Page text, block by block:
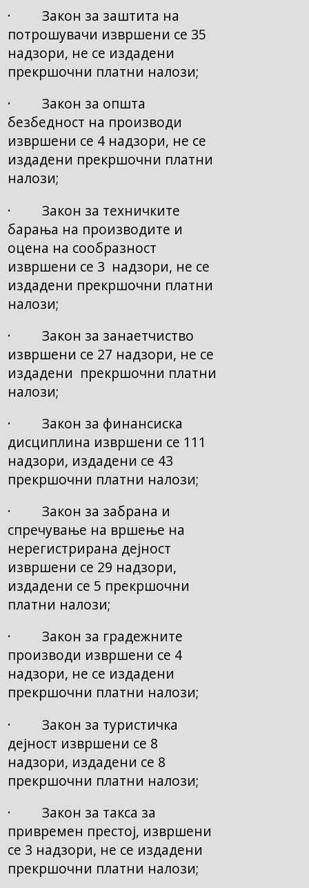
· Закон за заштита на
потрошувачи извршени се 35
надзори, не се издадени
прекршочни платни налози;
· Закон за општа
безбедност на производи
извршени се 4 надзори, не се
издадени прекршочни платни
налози;
· Закон за техничките
барања на производите и
оцена на сообразност
извршени се 3 надзори, не се
издадени прекршочни платни
налози;
· Закон за занаетчиство
извршени се 27 надзори, не се
издадени прекршочни платни
налози;
· Закон за финансиска
дисциплина извршени се 111
надзори, издадени се 43
прекршочни платни налози;
· Закон за забрана и
спречување на вршење на
нерегистрирана дејност
извршени се 29 надзори,
издадени се 5 прекршочни
платни налози;
· Закон за градежните
производи извршени се 4
надзори, не се издадени
прекршочни платни налози;
· Закон за туристичка
дејност извршени се 8
надзори, издадени се 8
прекршочни платни налози;
· Закон за такса за
привремен престој, извршени
се 3 надзори, не се издадени
прекршочни платни налози;